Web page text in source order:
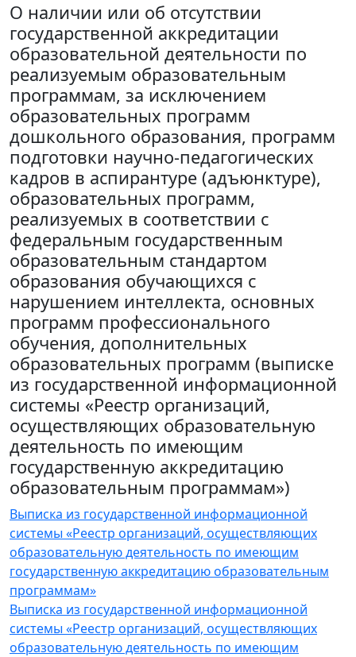
О наличии или об отсутствии
государственной аккредитации
образовательной деятельности по
реализуемым образовательным
программам, за исключением
образовательных программ
дошкольного образования, программ
подготовки научно-педагогических
кадров в аспирантуре (адъюнктуре),
образовательных программ,
реализуемых в соответствии с
федеральным государственным
образовательным стандартом
образования обучающихся с
нарушением интеллекта, основных
программ профессионального
обучения, дополнительных
образовательных программ (выписке
из государственной информационной
системы «Реестр организаций,
осуществляющих образовательную
деятельность по имеющим
государственную аккредитацию
образовательным программам»)
Выписка из государственной информационной
системы «Реестр организаций, осуществляющих
образовательную деятельность по имеющим
государственную аккредитацию образовательным
программам»
Выписка из государственной информационной
системы «Реестр организаций, осуществляющих
образовательную деятельность по имеющим